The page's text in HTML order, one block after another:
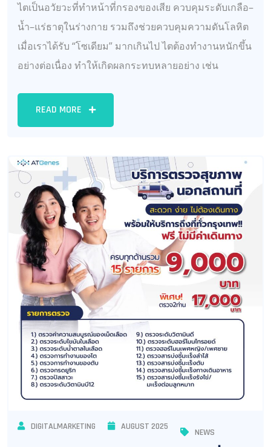
ไตเป็นอวัยวะที่ทำหน้าที่กรองของเสีย ควบคุมระดับเกลือ–
น้ำ–แร่ธาตุในร่างกาย รวมถึงช่วยควบคุมความดันโลหิต
เมื่อเราได้รับ “โซเดียม” มากเกินไป ไตต้องทำงานหนักขึ้น
อย่างต่อเนื่อง ทำให้เกิดผลกระทบหลายอย่าง เช่น
READ MORE
DIGITALMARKETING AUGUST 2025
NEWS